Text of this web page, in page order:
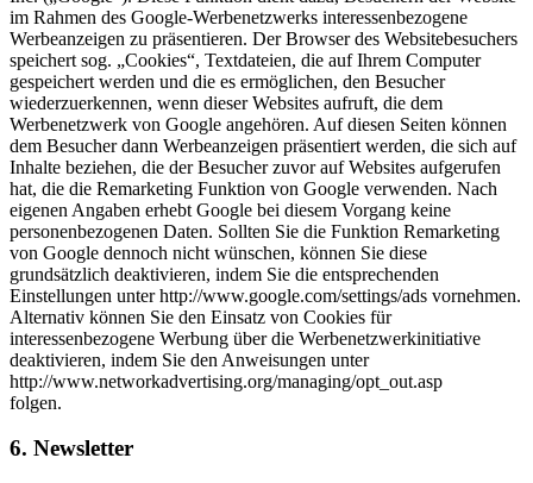
im Rahmen des Google-Werbenetzwerks interessenbezogene
Werbeanzeigen zu präsentieren. Der Browser des Websitebesuchers
speichert sog. „Cookies“, Textdateien, die auf Ihrem Computer
gespeichert werden und die es ermöglichen, den Besucher
wiederzuerkennen, wenn dieser Websites aufruft, die dem
Werbenetzwerk von Google angehören. Auf diesen Seiten können
dem Besucher dann Werbeanzeigen präsentiert werden, die sich auf
Inhalte beziehen, die der Besucher zuvor auf Websites aufgerufen
hat, die die Remarketing Funktion von Google verwenden. Nach
eigenen Angaben erhebt Google bei diesem Vorgang keine
personenbezogenen Daten. Sollten Sie die Funktion Remarketing
von Google dennoch nicht wünschen, können Sie diese
grundsätzlich deaktivieren, indem Sie die entsprechenden
Einstellungen unter http://www.google.com/settings/ads vornehmen.
Alternativ können Sie den Einsatz von Cookies für
interessenbezogene Werbung über die Werbenetzwerkinitiative
deaktivieren, indem Sie den Anweisungen unter
http://www.networkadvertising.org/managing/opt_out.asp
folgen.
6. Newsletter